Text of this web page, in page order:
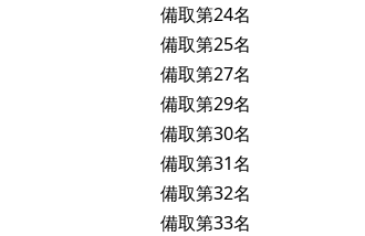
備取第24名
備取第25名
備取第27名
備取第29名
備取第30名
備取第31名
備取第32名
備取第33名